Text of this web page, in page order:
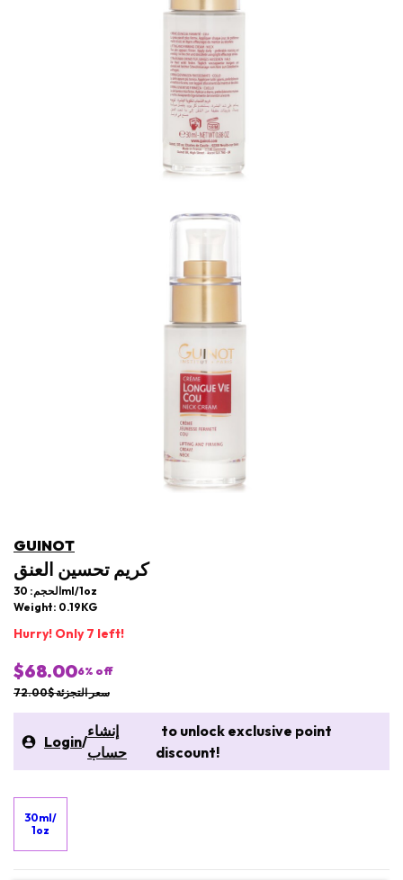
GUINOT
كريم تحسين العنق
الحجم: 30ml/1oz
Weight: 0.19KG
Hurry! Only 7 left!
$68.006% off
سعر التجزئة $72.00
Login/
إنشاء
حساب
to unlock exclusive point
discount!
30ml/
1oz